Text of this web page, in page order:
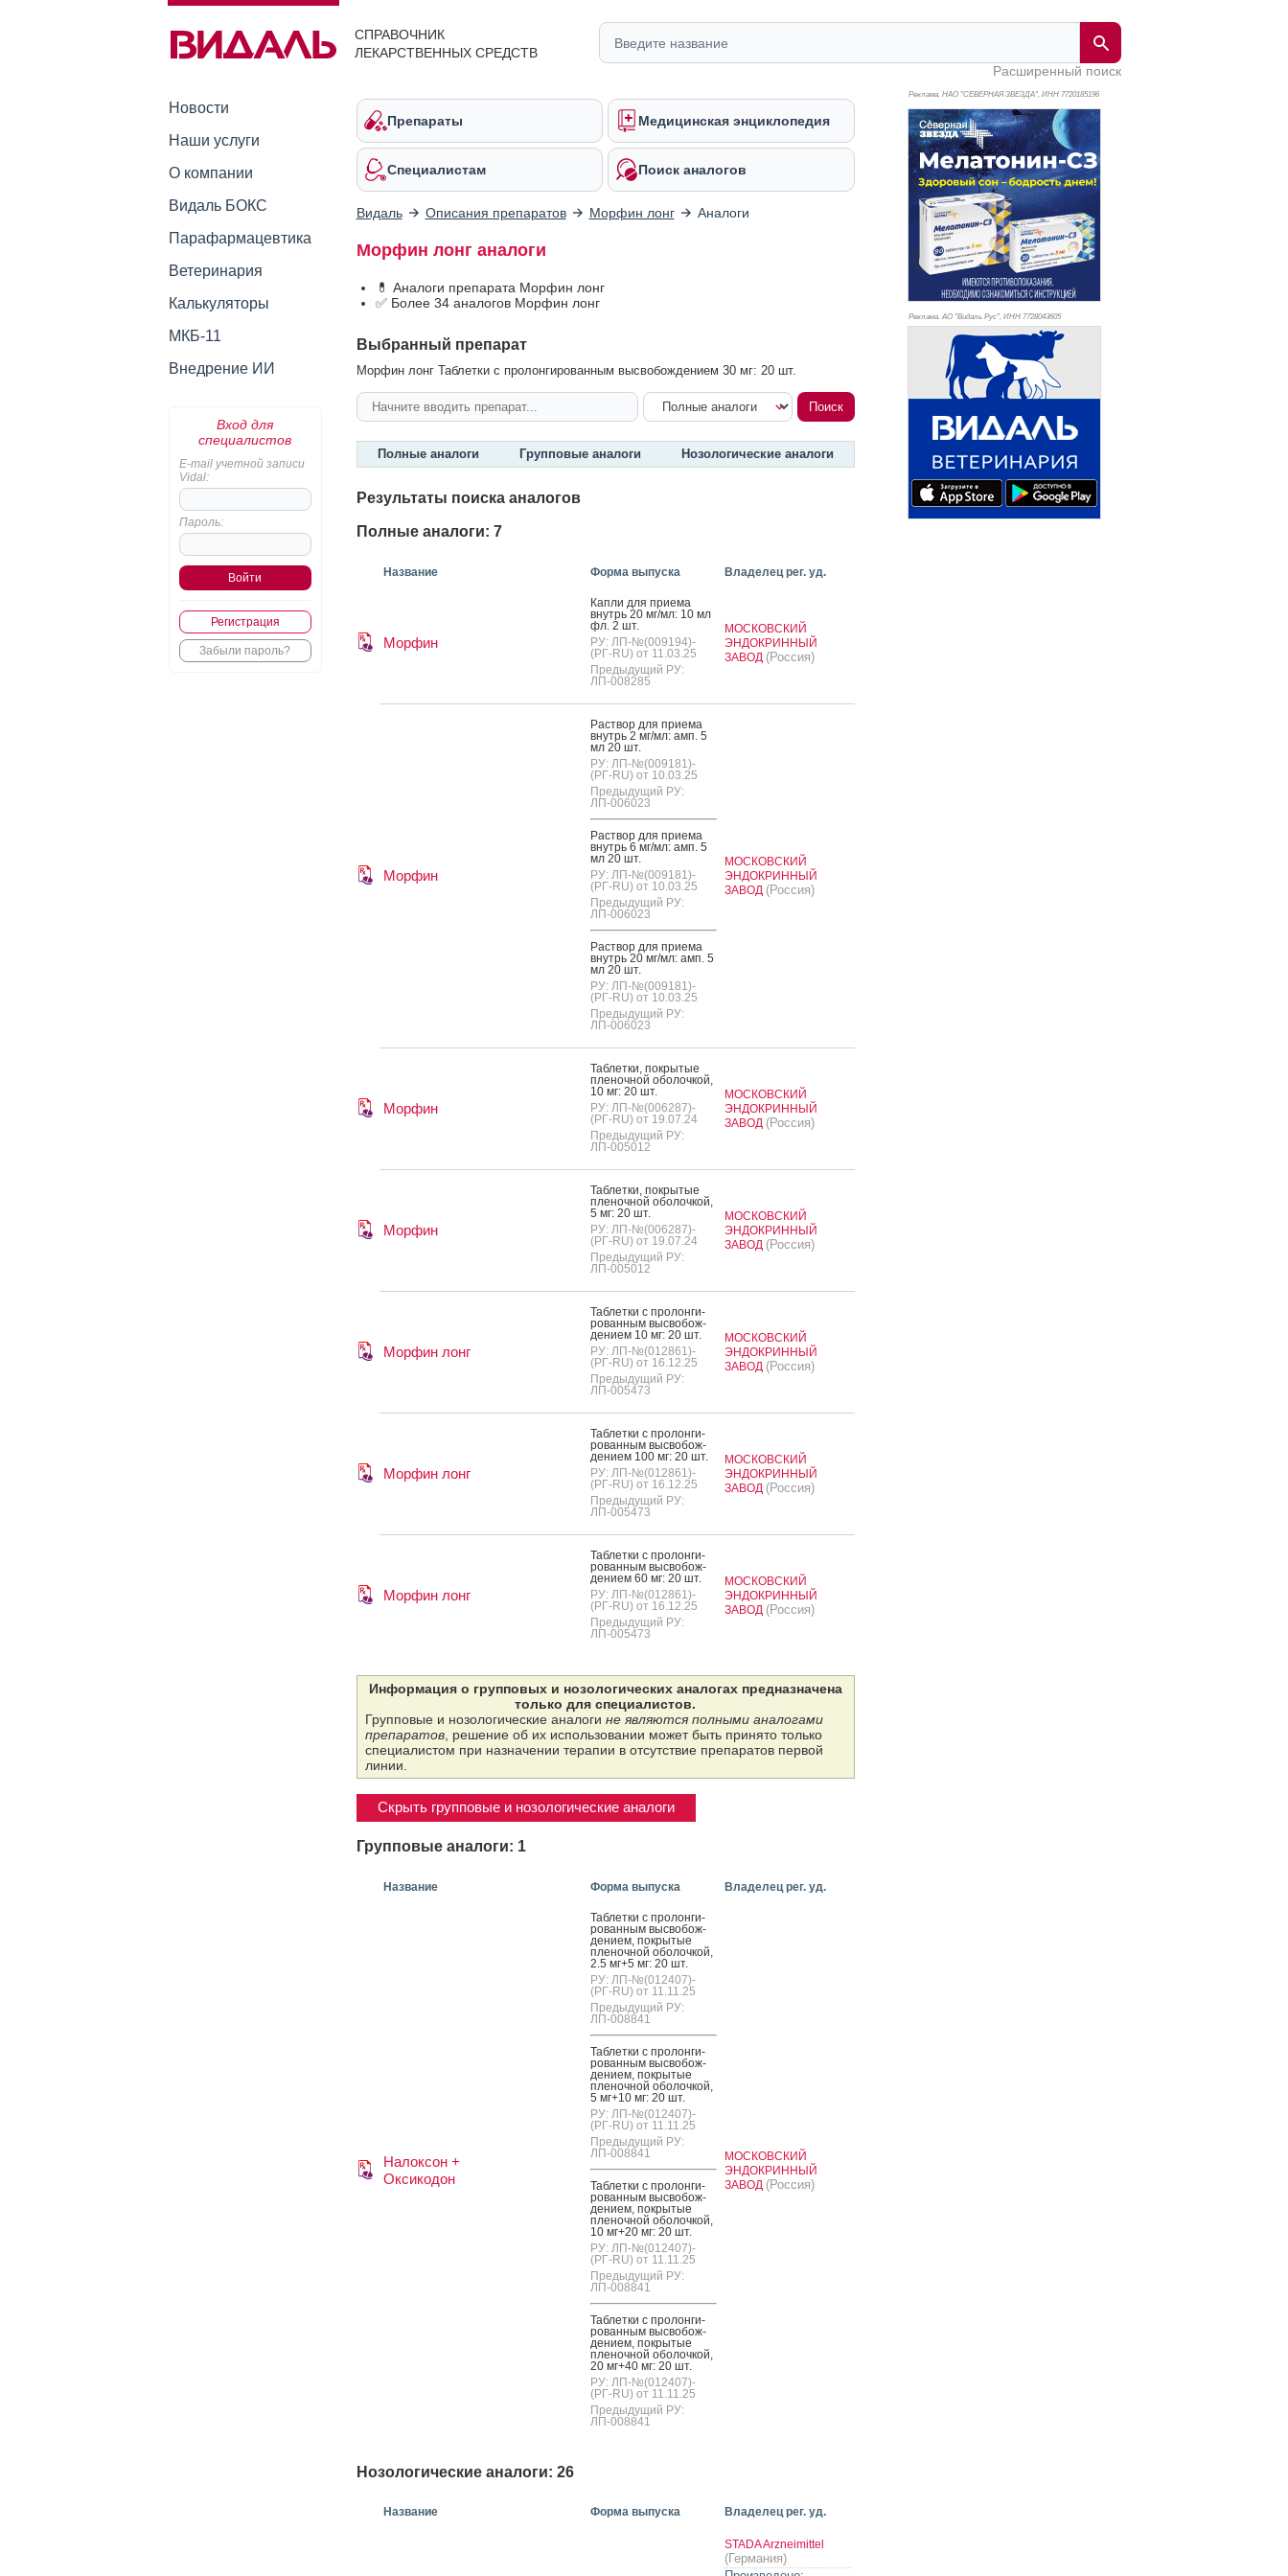
СПРАВОЧНИК
ЛЕКАРСТВЕННЫХ СРЕДСТВ
Расширенный поиск
Новости
Наши услуги
О компании
Видаль БОКС
Парафармацевтика
Ветеринария
Калькуляторы
МКБ-11
Внедрение ИИ
Вход для
специалистов
E-mail учетной записи
Vidal:
Пароль:
Регистрация
Забыли пароль?
Препараты Медицинская энциклопедия
Специалистам Поиск аналогов
Видаль Описания препаратов Морфин лонг Аналоги
Морфин лонг аналоги
💊 Аналоги препарата Морфин лонг
✅ Более 34 аналогов Морфин лонг
Выбранный препарат
Морфин лонг Таблетки с пролонгированным высвобождением 30 мг: 20 шт.
Полные аналоги Групповые аналоги Нозологические аналоги
Результаты поиска аналогов
Полные аналоги: 7
Название Форма выпуска Владелец рег. уд.
Морфин
Кап­ли для при­ема
внутрь 20 мг/мл: 10 мл
фл. 2 шт.
РУ: ЛП-№(009194)-
(РГ-RU) от 11.03.25
Предыдущий РУ:
ЛП-008285
МОСКОВСКИЙ
ЭНДОКРИННЫЙ
ЗАВОД (Россия)
Морфин
Рас­твор для при­ема
внутрь 2 мг/мл: амп. 5
мл 20 шт.
РУ: ЛП-№(009181)-
(РГ-RU) от 10.03.25
Предыдущий РУ:
ЛП-006023
Рас­твор для при­ема
внутрь 6 мг/мл: амп. 5
мл 20 шт.
РУ: ЛП-№(009181)-
(РГ-RU) от 10.03.25
Предыдущий РУ:
ЛП-006023
Рас­твор для при­ема
внутрь 20 мг/мл: амп. 5
мл 20 шт.
РУ: ЛП-№(009181)-
(РГ-RU) от 10.03.25
Предыдущий РУ:
ЛП-006023
МОСКОВСКИЙ
ЭНДОКРИННЫЙ
ЗАВОД (Россия)
Морфин
Таб­летки, пок­ры­тые
пле­ноч­ной обо­лоч­кой,
10 мг: 20 шт.
РУ: ЛП-№(006287)-
(РГ-RU) от 19.07.24
Предыдущий РУ:
ЛП-005012
МОСКОВСКИЙ
ЭНДОКРИННЫЙ
ЗАВОД (Россия)
Морфин
Таб­летки, пок­ры­тые
пле­ноч­ной обо­лоч­кой,
5 мг: 20 шт.
РУ: ЛП-№(006287)-
(РГ-RU) от 19.07.24
Предыдущий РУ:
ЛП-005012
МОСКОВСКИЙ
ЭНДОКРИННЫЙ
ЗАВОД (Россия)
Морфин лонг
Таб­летки с про­лон­ги­
рован­ным выс­во­бож­
де­ни­ем 10 мг: 20 шт.
РУ: ЛП-№(012861)-
(РГ-RU) от 16.12.25
Предыдущий РУ:
ЛП-005473
МОСКОВСКИЙ
ЭНДОКРИННЫЙ
ЗАВОД (Россия)
Морфин лонг
Таб­летки с про­лон­ги­
рован­ным выс­во­бож­
де­ни­ем 100 мг: 20 шт.
РУ: ЛП-№(012861)-
(РГ-RU) от 16.12.25
Предыдущий РУ:
ЛП-005473
МОСКОВСКИЙ
ЭНДОКРИННЫЙ
ЗАВОД (Россия)
Морфин лонг
Таб­летки с про­лон­ги­
рован­ным выс­во­бож­
де­ни­ем 60 мг: 20 шт.
РУ: ЛП-№(012861)-
(РГ-RU) от 16.12.25
Предыдущий РУ:
ЛП-005473
МОСКОВСКИЙ
ЭНДОКРИННЫЙ
ЗАВОД (Россия)
Информация о групповых и нозологических аналогах предназначена
только для специалистов.
Групповые и нозологические аналоги не являются полными аналогами
препаратов, решение об их использовании может быть принято только
специалистом при назначении терапии в отсутствие препаратов первой
линии.
Скрыть групповые и нозологические аналоги
Групповые аналоги: 1
Название Форма выпуска Владелец рег. уд.
Налоксон +
Оксикодон
Таб­летки с про­лон­ги­
рован­ным выс­во­бож­
де­ни­ем, пок­ры­тые
пле­ноч­ной обо­лоч­кой,
2.5 мг+5 мг: 20 шт.
РУ: ЛП-№(012407)-
(РГ-RU) от 11.11.25
Предыдущий РУ:
ЛП-008841
Таб­летки с про­лон­ги­
рован­ным выс­во­бож­
де­ни­ем, пок­ры­тые
пле­ноч­ной обо­лоч­кой,
5 мг+10 мг: 20 шт.
РУ: ЛП-№(012407)-
(РГ-RU) от 11.11.25
Предыдущий РУ:
ЛП-008841
Таб­летки с про­лон­ги­
рован­ным выс­во­бож­
де­ни­ем, пок­ры­тые
пле­ноч­ной обо­лоч­кой,
10 мг+20 мг: 20 шт.
РУ: ЛП-№(012407)-
(РГ-RU) от 11.11.25
Предыдущий РУ:
ЛП-008841
Таб­летки с про­лон­ги­
рован­ным выс­во­бож­
де­ни­ем, пок­ры­тые
пле­ноч­ной обо­лоч­кой,
20 мг+40 мг: 20 шт.
РУ: ЛП-№(012407)-
(РГ-RU) от 11.11.25
Предыдущий РУ:
ЛП-008841
МОСКОВСКИЙ
ЭНДОКРИННЫЙ
ЗАВОД (Россия)
Нозологические аналоги: 26
Название Форма выпуска Владелец рег. уд.
STADA Arzneimittel
(Германия)
Реклама. НАО "СЕВЕРНАЯ ЗВЕЗДА", ИНН 7720185196
Реклама. АО "Видаль Рус", ИНН 7728043605